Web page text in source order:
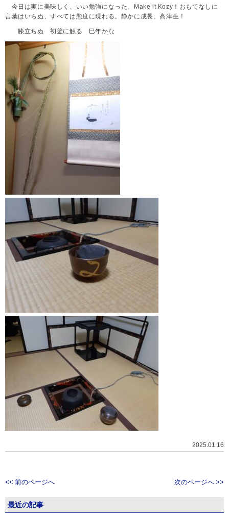
今日は実に美味しく、いい勉強になった。Make it Kozy！おもてなしに
言葉はいらぬ、すべては態度に現れる。静かに成長、高津生！
膝立ちぬ 初釜に触る 巳年かな
2025.01.16
<< 前のページへ 次のページへ >>
最近の記事